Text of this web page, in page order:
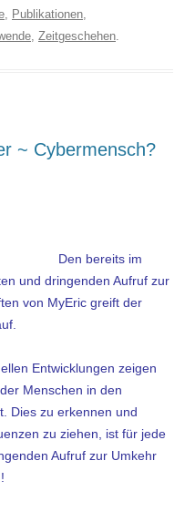
, Publikationen,
, Zeitgeschehen.
~ Cybermensch?
Den bereits im
und dringenden Aufruf zur
von MyEric greift der
Entwicklungen zeigen
Menschen in den
Dies zu erkennen und
zu ziehen, ist für jede
Aufruf zur Umkehr